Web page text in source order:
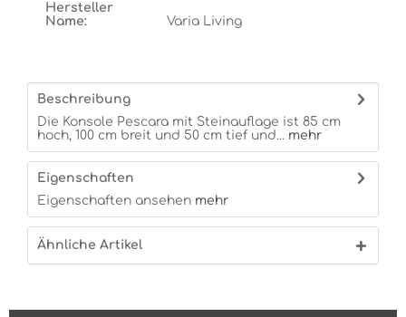
Hersteller
Name:
Varia Living
Beschreibung
Die Konsole Pescara mit Steinauflage ist 85 cm
hoch, 100 cm breit und 50 cm tief und... mehr
Eigenschaften
Eigenschaften ansehen mehr
Ähnliche Artikel